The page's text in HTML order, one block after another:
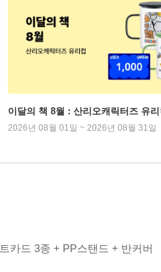
이달의 책 8월 : 산리오캐릭터즈 유리
2026년 08월 01일 ~ 2026년 08월 31일
카드 3종 + PP스탠드 + 반커버